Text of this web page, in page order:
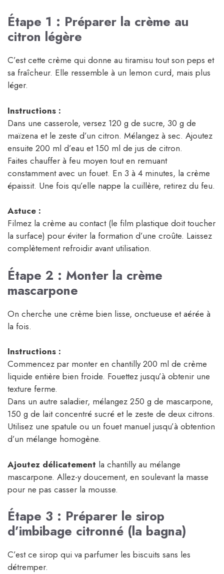
Étape 1 : Préparer la crème au
citron légère
C’est cette crème qui donne au tiramisu tout son peps et
sa fraîcheur. Elle ressemble à un lemon curd, mais plus
léger.
Instructions :
Dans une casserole, versez 120 g de sucre, 30 g de
maïzena et le zeste d’un citron. Mélangez à sec. Ajoutez
ensuite 200 ml d’eau et 150 ml de jus de citron.
Faites chauffer à feu moyen tout en remuant
constamment avec un fouet. En 3 à 4 minutes, la crème
épaissit. Une fois qu’elle nappe la cuillère, retirez du feu.
Astuce :
Filmez la crème au contact (le film plastique doit toucher
la surface) pour éviter la formation d’une croûte. Laissez
complètement refroidir avant utilisation.
Étape 2 : Monter la crème
mascarpone
On cherche une crème bien lisse, onctueuse et aérée à
la fois.
Instructions :
Commencez par monter en chantilly 200 ml de crème
liquide entière bien froide. Fouettez jusqu’à obtenir une
texture ferme.
Dans un autre saladier, mélangez 250 g de mascarpone,
150 g de lait concentré sucré et le zeste de deux citrons.
Utilisez une spatule ou un fouet manuel jusqu’à obtention
d’un mélange homogène.
Ajoutez délicatement la chantilly au mélange
mascarpone. Allez-y doucement, en soulevant la masse
pour ne pas casser la mousse.
Étape 3 : Préparer le sirop
d’imbibage citronné (la bagna)
C’est ce sirop qui va parfumer les biscuits sans les
détremper.